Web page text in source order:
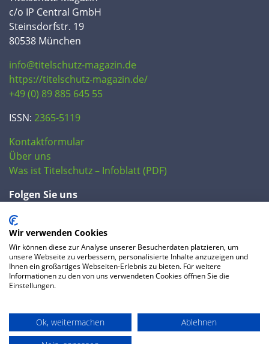
c/o IP Central GmbH
Steinsdorfstr. 19
80538 München
info@titelschutz-magazin.de
https://titelschutz-magazin.de/
+49 (0) 89 885 645 55
ISSN: 2365-5119
Kontaktformular
Über uns
Was ist Titelschutz – Infoblatt (PDF)
Folgen Sie uns
FAQ
Datenschutzerklärung AGB
Preise
Impressum
Wir verwenden Cookies
Wir können diese zur Analyse unserer Besucherdaten platzieren, um
unsere Webseite zu verbessern, personalisierte Inhalte anzuzeigen und
Ihnen ein großartiges Webseiten-Erlebnis zu bieten. Für weitere
Informationen zu den von uns verwendeten Cookies öffnen Sie die
Einstellungen.
Ok, weitermachen
Ablehnen